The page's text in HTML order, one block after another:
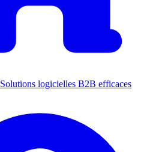
Solutions logicielles B2B efficaces